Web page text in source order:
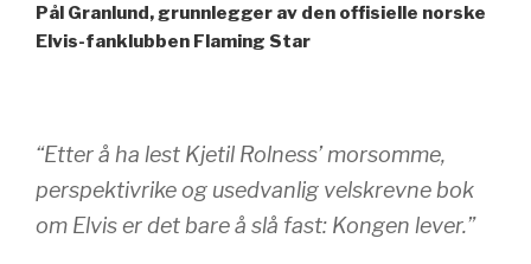
Pål Granlund, grunnlegger av den offisielle norske
Elvis-fanklubben Flaming Star
“Etter å ha lest Kjetil Rolness’ morsomme,
perspektivrike og usedvanlig velskrevne bok
om Elvis er det bare å slå fast: Kongen lever.”